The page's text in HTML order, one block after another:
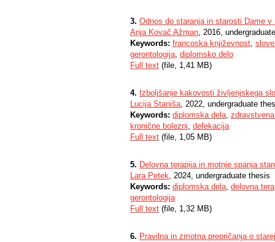
3. Odnos do staranja in starosti Dame
Anja Kovač Ažman, 2016,
Keywords: francoska književnost,
gerontologija, diplomsko delo
Full text (file, 1,41 MB)
4. Izboljšanje kakovosti življenjskega
Lucija Staniša, 2022, undergraduate
Keywords: diplomska dela,
kronične bolezni, defekacija
Full text (file, 1,05 MB)
5. Delovna terapija in motnje spanja
Lara Petek, 2024, undergraduate thesis
Keywords: diplomska dela, delovna
gerontologija
Full text (file, 1,32 MB)
6. Pravilna in zmotna prepričanja o